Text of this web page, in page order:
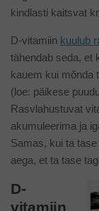
kindlasti kaitsvat
D-vitamiin kuulub
tähendab seda, et
kauem kui mõnda
(loe: päikese
Rasvlahustuvat
akumuleerima ja
Samas, kui ta
aega, et ta tase
D-
vitamiin